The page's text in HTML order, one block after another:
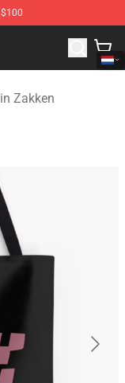
Merchandise Shop
Zakken